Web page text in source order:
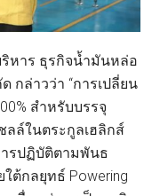
หาร ธุรกิจน้ำมันหล่อ
กล่าวว่า “การเปลี่ยน
สำหรับบรรจุ
ล์ในตระกูลเฮลิกส์
รปฏิบัติตามพันธ
ต้กลยุทธ์ Powering